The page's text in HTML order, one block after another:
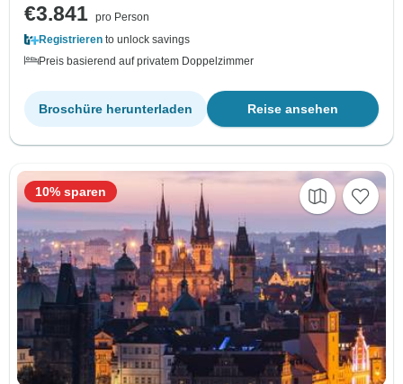
€3.841 pro Person
Registrieren to unlock savings
Preis basierend auf privatem Doppelzimmer
Reise ansehen
Broschüre herunterladen
10% sparen